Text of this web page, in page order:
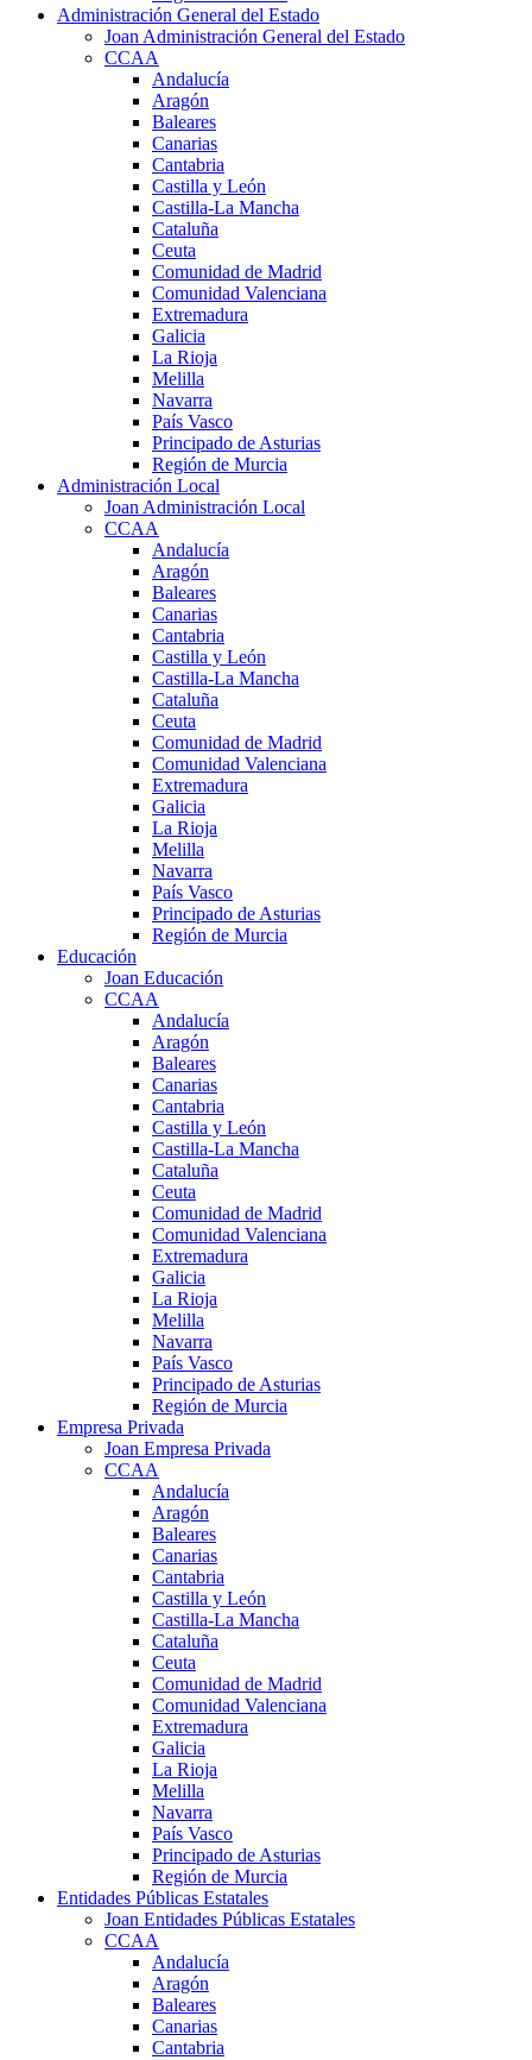
Administración General del Estado
Joan Administración General del Estado
CCAA
Andalucía
Aragón
Baleares
Canarias
Cantabria
Castilla y León
Castilla-La Mancha
Cataluña
Ceuta
Comunidad de Madrid
Comunidad Valenciana
Extremadura
Galicia
La Rioja
Melilla
Navarra
País Vasco
Principado de Asturias
Región de Murcia
Administración Local
Joan Administración Local
CCAA
Andalucía
Aragón
Baleares
Canarias
Cantabria
Castilla y León
Castilla-La Mancha
Cataluña
Ceuta
Comunidad de Madrid
Comunidad Valenciana
Extremadura
Galicia
La Rioja
Melilla
Navarra
País Vasco
Principado de Asturias
Región de Murcia
Educación
Joan Educación
CCAA
Andalucía
Aragón
Baleares
Canarias
Cantabria
Castilla y León
Castilla-La Mancha
Cataluña
Ceuta
Comunidad de Madrid
Comunidad Valenciana
Extremadura
Galicia
La Rioja
Melilla
Navarra
País Vasco
Principado de Asturias
Región de Murcia
Empresa Privada
Joan Empresa Privada
CCAA
Andalucía
Aragón
Baleares
Canarias
Cantabria
Castilla y León
Castilla-La Mancha
Cataluña
Ceuta
Comunidad de Madrid
Comunidad Valenciana
Extremadura
Galicia
La Rioja
Melilla
Navarra
País Vasco
Principado de Asturias
Región de Murcia
Entidades Públicas Estatales
Joan Entidades Públicas Estatales
CCAA
Andalucía
Aragón
Baleares
Canarias
Cantabria